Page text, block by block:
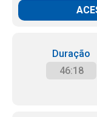
Duração
46:18